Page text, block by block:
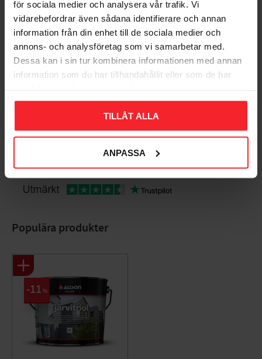
för sociala medier och analysera vår trafik. Vi
vidarebefordrar även sådana identifierare och annan
information från din enhet till de sociala medier och
annons- och analysföretag som vi samarbetar med.
Dessa kan i sin tur kombinera informationen med annan
information som du har tillhandahållit eller som de har
TILLÅT ALLA
ANPASSA
Bedømmelser
Dig
Populära produkter
11 %